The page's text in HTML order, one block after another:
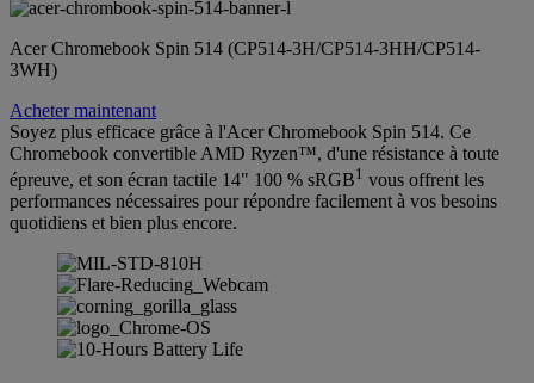
Acer Chromebook Spin 514 (CP514-3H/CP514-3HH/CP514-
3WH)
Acheter maintenant
Soyez plus efficace grâce à l'Acer Chromebook Spin 514. Ce
Chromebook convertible AMD Ryzen™, d'une résistance à toute
épreuve, et son écran tactile 14" 100 % sRGB1 vous offrent les
performances nécessaires pour répondre facilement à vos besoins
quotidiens et bien plus encore.